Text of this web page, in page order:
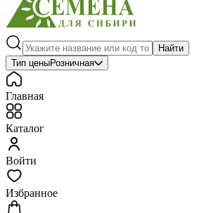
Найти
Тип ценыРозничная
Главная
Каталог
Войти
Избранное